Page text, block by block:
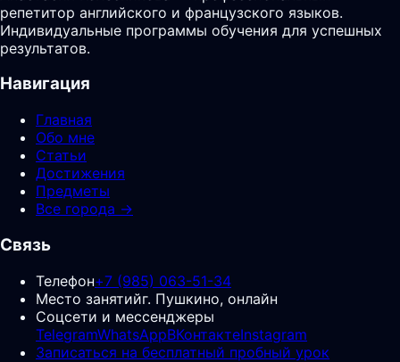
репетитор английского и французского языков.
Индивидуальные программы обучения для успешных
результатов.
Навигация
Главная
Обо мне
Статьи
Достижения
Предметы
Все города →
Связь
Телефон+7 (985) 063-51-34
Место занятийг. Пушкино, онлайн
Соцсети и мессенджеры
TelegramWhatsAppВКонтактеInstagram
Записаться на бесплатный пробный урок